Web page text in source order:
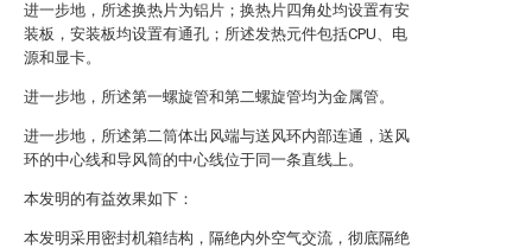
进一步地，所述换热片为铝片；换热片四角处均设置有安
装板，安装板均设置有通孔；所述发热元件包括CPU、电
源和显卡。
进一步地，所述第一螺旋管和第二螺旋管均为金属管。
进一步地，所述第二筒体出风端与送风环内部连通，送风
环的中心线和导风筒的中心线位于同一条直线上。
本发明的有益效果如下：
本发明采用密封机箱结构，隔绝内外空气交流，彻底隔绝